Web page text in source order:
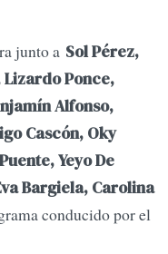
junto a Sol Pérez,
Ponce,
Alfonso,
Cascón, Oky
Yeyo De
Bargiela, Carolina
conducido por el